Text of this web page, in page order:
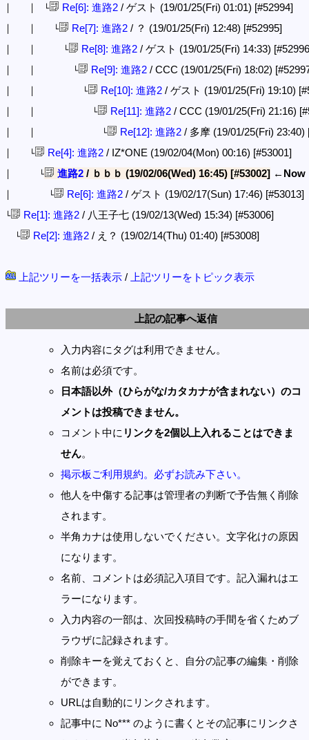
│ │ └ Re[6]: 進路2 / ゲスト (19/01/25(Fri) 01:01) [#52994]
│ │ └ Re[7]: 進路2 / ？ (19/01/25(Fri) 12:48) [#52995]
│ │ └ Re[8]: 進路2 / ゲスト (19/01/25(Fri) 14:33)
│ │ └ Re[9]: 進路2 / CCC (19/01/25(Fri) 18:02)
│ │ └ Re[10]: 進路2 / ゲスト (19/01/25(Fri) 19:10)
│ │ └ Re[11]: 進路2 / CCC (19/01/25(Fri) 21:16)
│ │ └ Re[12]: 進路2 / 多摩 (19/01/25(Fri) 23:40)
│ └ Re[4]: 進路2 / IZ*ONE (19/02/04(Mon) 00:16) [#53001]
│ └ 進路2 / ｂｂｂ (19/02/06(Wed) 16:45) [#53002] ←Now
│ └ Re[6]: 進路2 / ゲスト (19/02/17(Sun) 17:46) [#53013]
└ Re[1]: 進路2 / 八王子七 (19/02/13(Wed) 15:34) [#53006]
└ Re[2]: 進路2 / え？ (19/02/14(Thu) 01:40) [#53008]
上記ツリーを一括表示 / 上記ツリーをトピック表示
上記の記事へ返信
入力内容にタグは利用できません。
名前は必須です。
日本語以外（ひらがな/カタカナが含まれない）のコ
メントは投稿できません。
コメント中に リンクを2個以上入れることはできま
せん。
掲示板ご利用規約。必ずお読み下さい。
他人を中傷する記事は管理者の判断で予告無く削除
されます。
半角カナは使用しないでください。文字化けの原因
になります。
名前、コメントは必須記入項目です。記入漏れはエ
ラーになります。
入力内容の一部は、次回投稿時の手間を省くためブ
ラウザに記録されます。
削除キーを覚えておくと、自分の記事の編集・削除
ができます。
URLは自動的にリンクされます。
記事中に No*** のように書くとその記事にリンクさ